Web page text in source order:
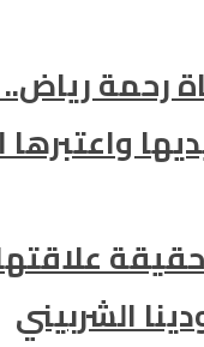
رحمة
الشربيني